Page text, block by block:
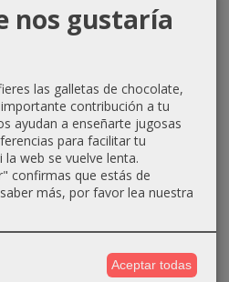
Peeling
Anadia
21,99 €
23,99 €
Loción
mixtos y
grasos...
7,41 €
nos gustaría
las galletas de chocolate,
contribución a tu
ayudan a enseñarte jugosas
para facilitar tu
web se vuelve lenta.
confirmas que estás de
más, por favor lea nuestra
Aceptar todas